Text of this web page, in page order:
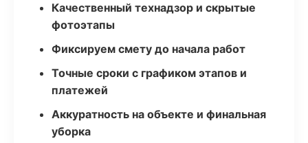
Качественный технадзор и скрытые
фотоэтапы
Фиксируем смету до начала работ
Точные сроки с графиком этапов и
платежей
Аккуратность на объекте и финальная
уборка